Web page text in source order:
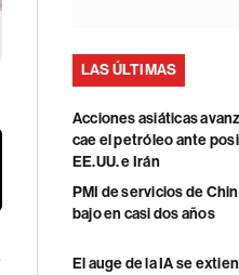
LAS ÚLTIMAS
Acciones asiáticas
cae el petróleo ante
EE.UU. e Irán
PMI de servicios de
bajo en casi dos años
El auge de la IA se